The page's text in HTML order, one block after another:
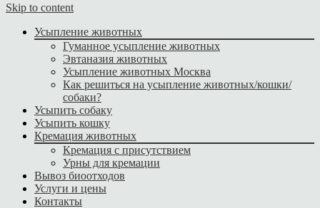
Skip to content
Усыпление животных
Гуманное усыпление животных
Эвтаназия животных
Усыпление животных Москва
Как решиться на усыпление животных/кошки/
собаки?
Усыпить собаку
Усыпить кошку
Кремация животных
Кремация с присутствием
Урны для кремации
Вывоз биоотходов
Услуги и цены
Контакты